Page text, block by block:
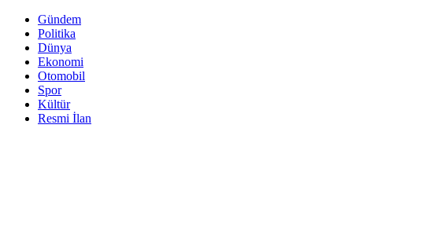
Gündem
Politika
Dünya
Ekonomi
Otomobil
Spor
Kültür
Resmi İlan